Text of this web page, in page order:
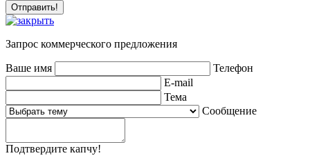
Запрос коммерческого предложения
Ваше имя
Телефон
E-mail
Тема
Сообщение
Подтвердите капчу!